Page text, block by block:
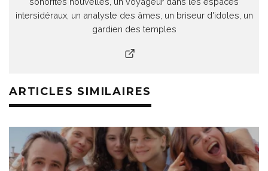
intersidéraux, un analyste des âmes, un briseur d'idoles, un
gardien des temples
ARTICLES SIMILAIRES